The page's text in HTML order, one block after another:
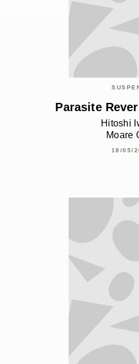
Parasite
Hitoshi
Moare
18/05/